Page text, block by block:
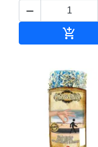

